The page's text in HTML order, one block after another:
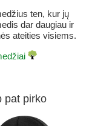
ten, kur jų
dar daugiau ir
ateities visiems.
pat pirko